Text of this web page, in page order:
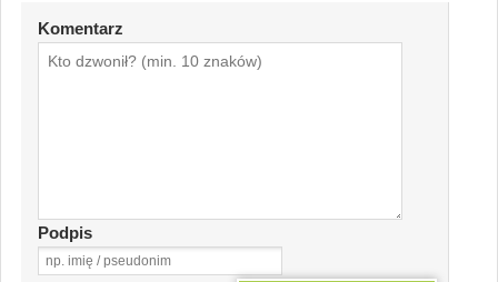
Komentarz
Podpis